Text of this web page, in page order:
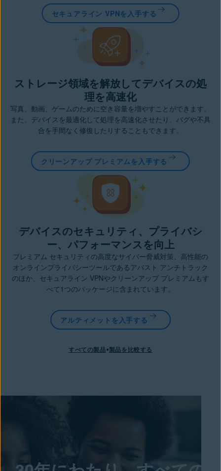
セキュアライン VPNを入手する
ストレージ領域を解放してデバイスの処
理を高速化
写真、動画、ゲームのために空き容量を増やすことができます。
また、デバイスを最適化して処理を高速化させたり、バグや不具
合を手間なく修復したりすることもできます。
クリーンアップ プレミアムを入手する
デバイスのセキュリティ、プライバシ
ー、パフォーマンスを向上
プレミアム セキュリティの高度なサイバー脅威対策、高性能の
オンラインプライバシーツールであるアバスト アンチトラック
のほか、セキュアライン VPNやクリーンアップ プレミアムもす
べて1つのパッケージに含まれています。
アルティメットを入手する
すべての製品•製品を比較する